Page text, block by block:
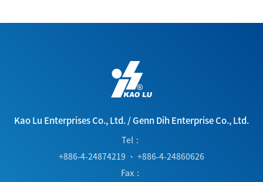
Kao Lu Enterprises Co., Ltd./Genn Dih Enterprise Co., Ltd.
Tel
+886-4-24874219 、 +886-4-24860626
Fax